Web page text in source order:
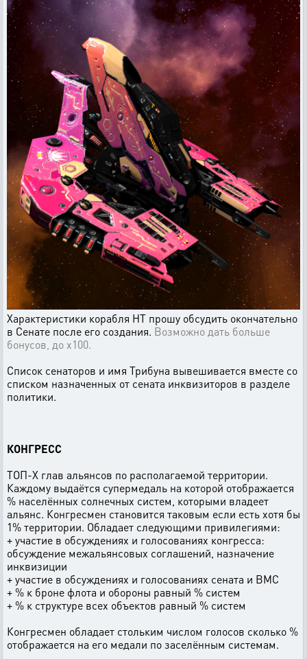
Характеристики корабля НТ прошу обсудить окончательно
в Сенате после его создания. Возможно дать больше
бонусов, до х100.
Список сенаторов и имя Трибуна вывешивается вместе со
списком назначенных от сената инквизиторов в разделе
политики.
КОНГРЕСС
ТОП-Х глав альянсов по располагаемой территории.
Каждому выдаётся супермедаль на которой отображается
% населённых солнечных систем, которыми владеет
альянс. Конгресмен становится таковым если есть хотя бы
1% территории. Обладает следующими привилегиями:
+ участие в обсуждениях и голосованиях конгресса:
обсуждение межальянсовых соглашений, назначение
инквизиции
+ участие в обсуждениях и голосованиях сената и ВМС
+ % к броне флота и обороны равный % систем
+ % к структуре всех объектов равный % систем
Конгресмен обладает стольким числом голосов сколько %
отображается на его медали по заселённым системам.